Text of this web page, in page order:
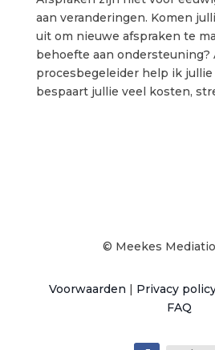
aan veranderingen. Komen
uit om nieuwe afspraken te
behoefte aan ondersteuning?
procesbegeleider help ik jullie
bespaart jullie veel kosten,
© Meekes
Voorwaarden Privacy
FAQ